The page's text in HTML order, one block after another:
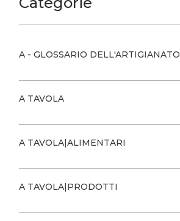
A - GLOSSARIO DELL'ARTIGIANATO
A TAVOLA
A TAVOLA|ALIMENTARI
A TAVOLA|PRODOTTI